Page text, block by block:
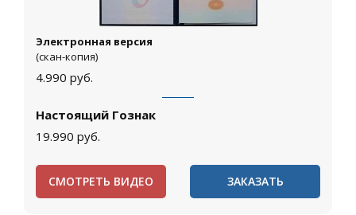
Электронная версия
(скан-копия)
4.990 руб.
Настоящий Гознак
19.990 руб.
СМОТРЕТЬ ВИДЕО ЗАКАЗАТЬ